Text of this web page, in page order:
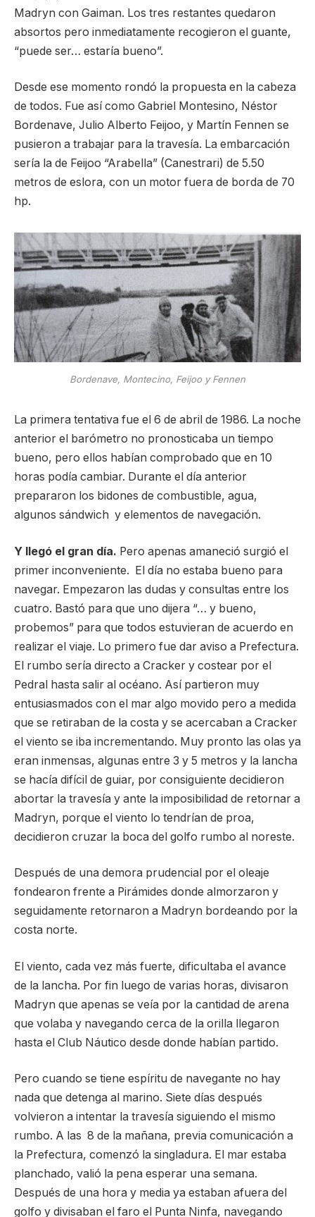
Madryn con Gaiman. Los tres restantes quedaron
absortos pero inmediatamente recogieron el guante,
“puede ser… estaría bueno”.
Desde ese momento rondó la propuesta en la cabeza
de todos. Fue así como Gabriel Montesino, Néstor
Bordenave, Julio Alberto Feijoo, y Martín Fennen se
pusieron a trabajar para la travesía. La embarcación
sería la de Feijoo “Arabella” (Canestrari) de 5.50
metros de eslora, con un motor fuera de borda de 70
hp.
Bordenave, Montecino, Feijoo y Fennen
La primera tentativa fue el 6 de abril de 1986. La noche
anterior el barómetro no pronosticaba un tiempo
bueno, pero ellos habían comprobado que en 10
horas podía cambiar. Durante el día anterior
prepararon los bidones de combustible, agua,
algunos sándwich y elementos de navegación.
Y llegó el gran día. Pero apenas amaneció surgió el
primer inconveniente. El día no estaba bueno para
navegar. Empezaron las dudas y consultas entre los
cuatro. Bastó para que uno dijera “… y bueno,
probemos” para que todos estuvieran de acuerdo en
realizar el viaje. Lo primero fue dar aviso a Prefectura.
El rumbo sería directo a Cracker y costear por el
Pedral hasta salir al océano. Así partieron muy
entusiasmados con el mar algo movido pero a medida
que se retiraban de la costa y se acercaban a Cracker
el viento se iba incrementando. Muy pronto las olas ya
eran inmensas, algunas entre 3 y 5 metros y la lancha
se hacía difícil de guiar, por consiguiente decidieron
abortar la travesía y ante la imposibilidad de retornar a
Madryn, porque el viento lo tendrían de proa,
decidieron cruzar la boca del golfo rumbo al noreste.
Después de una demora prudencial por el oleaje
fondearon frente a Pirámides donde almorzaron y
seguidamente retornaron a Madryn bordeando por la
costa norte.
El viento, cada vez más fuerte, dificultaba el avance
de la lancha. Por fin luego de varias horas, divisaron
Madryn que apenas se veía por la cantidad de arena
que volaba y navegando cerca de la orilla llegaron
hasta el Club Náutico desde donde habían partido.
Pero cuando se tiene espíritu de navegante no hay
nada que detenga al marino. Siete días después
volvieron a intentar la travesía siguiendo el mismo
rumbo. A las 8 de la mañana, previa comunicación a
la Prefectura, comenzó la singladura. El mar estaba
planchado, valió la pena esperar una semana.
Después de una hora y media ya estaban afuera del
golfo y divisaban el faro el Punta Ninfa, navegando